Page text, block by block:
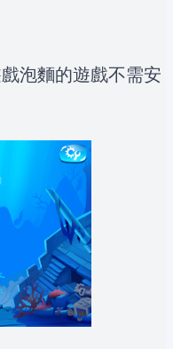
泡麵的遊戲不需安